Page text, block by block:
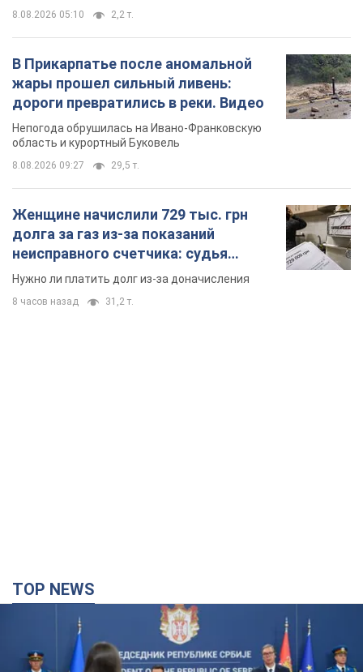
8.08.2026 05:10 2,2 т.
В Прикарпатье после аномальной
жары прошел сильный ливень:
дороги превратились в реки. Видео
Непогода обрушилась на Ивано-Франковскую
область и курортный Буковель
8.08.2026 09:27 29,5 т.
Женщине начислили 729 тыс. грн
долга за газ из-за показаний
неисправного счетчика: судья
вынес неожиданное решение
Нужно ли платить долг из-за доначисления
8 часов назад 31,2 т.
TOP NEWS